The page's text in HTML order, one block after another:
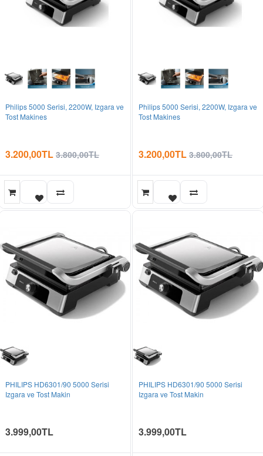
Philips 5000 Serisi, 2200W, Izgara ve
Tost Makines
3.200,00TL 3.800,00TL
Philips 5000 Serisi, 2200W, Izgara ve
Tost Makines
3.200,00TL 3.800,00TL
PHILIPS HD6301/90 5000 Serisi
Izgara ve Tost Makin
3.999,00TL
PHILIPS HD6301/90 5000 Serisi
Izgara ve Tost Makin
3.999,00TL